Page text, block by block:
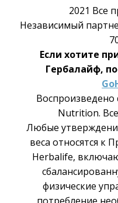
2021 Все
Независимый
Если хотите
Воспроизведено
Nutrition.
Любые
веса относятся к
Herbalife,
физические